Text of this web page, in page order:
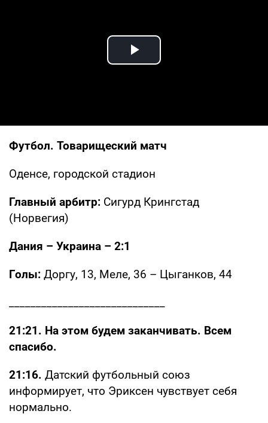
Play Video
Футбол. Товарищеский матч
Оденсе, городской стадион
Главный арбитр: Сигурд Крингстад
(Норвегия)
Дания – Украина – 2:1
Голы: Доргу, 13, Меле, 36 – Цыганков, 44
21:21. На этом будем заканчивать. Всем
спасибо.
21:16. Датский футбольный союз
информирует, что Эриксен чувствует себя
нормально.